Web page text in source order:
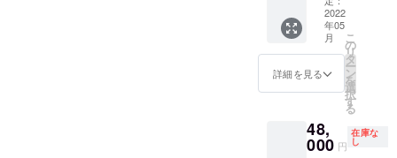
シュー
ズク
リッ
プ）+ポ
スト
ズは
セット
ンプ
リート
プラン
★ ス
イーツ
下着/
ケーキ
+ニーハ
2022
年05
月
詳細を見る
こ
の
リ
タ
ー
ン
を
選
択
す
る
48,
000 円
在庫な
し